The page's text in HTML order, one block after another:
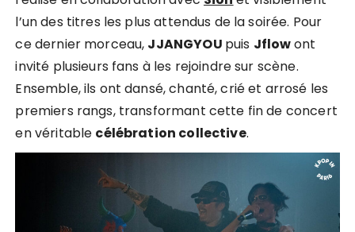
l’un des titres les plus attendus de la soirée. Pour
ce dernier morceau, JJANGYOU puis Jflowont
invité plusieurs fans à les rejoindre sur scène.
Ensemble, ils ont dansé, chanté, crié et arrosé les
premiers rangs, transformant cette fin de concert
en véritable célébration collective.